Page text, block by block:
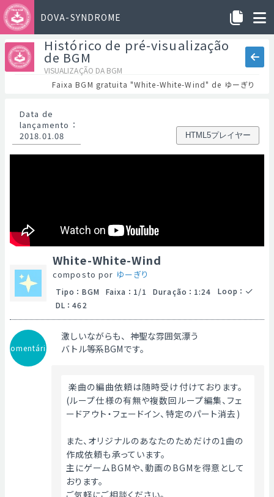
DOVA-SYNDROME
Histórico de pré-visualização
de BGM
VISUALIZAÇÃO DA BGM
Faixa BGM gratuita "White-White-Wind" de ゆーぎり
Data de
lançamento ：
2018.01.08
HTML5プレイヤー
White-White-Wind
composto por ゆーぎり
Tipo ： BGM Faixa ： 1/1 Duração ： 1:24 Loop ：
DL ： 462
Comentário
激しいながらも、神聖な雰囲気漂う
バトル等系BGMです。
楽曲の編曲依頼は随時受け付けております。
(ループ仕様の有無や複数回ループ編集、フェ
ードアウト・フェードイン、特定のパート消去)
また、オリジナルのあなたのためだけの1曲の
作成依頼も承っています。
主にゲームBGMや、動画のBGMを得意として
おります。
ご気軽にご相談ください。